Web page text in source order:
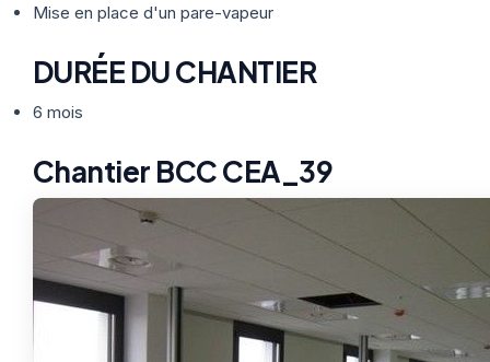
Mise en place d'un pare-vapeur
DURÉE DU CHANTIER
6 mois
Chantier BCC CEA_39